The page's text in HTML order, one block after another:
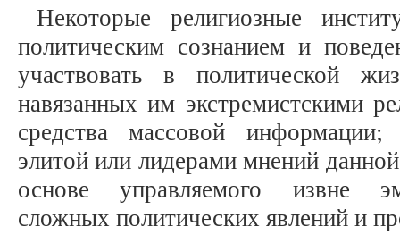
Некоторые религиозные
политическим сознанием и
участвовать в политической
навязанных им экстремистскими
средства массовой информации;
элитой или лидерами мнений
основе управляемого извне
сложных политических явлений и